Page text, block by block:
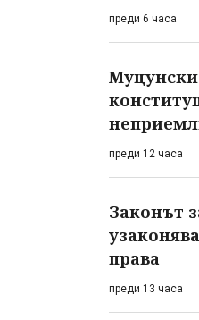
преди 6 часа
преди 12 часа
Законът
права
преди 13 часа